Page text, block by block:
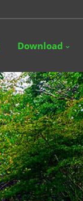
Download